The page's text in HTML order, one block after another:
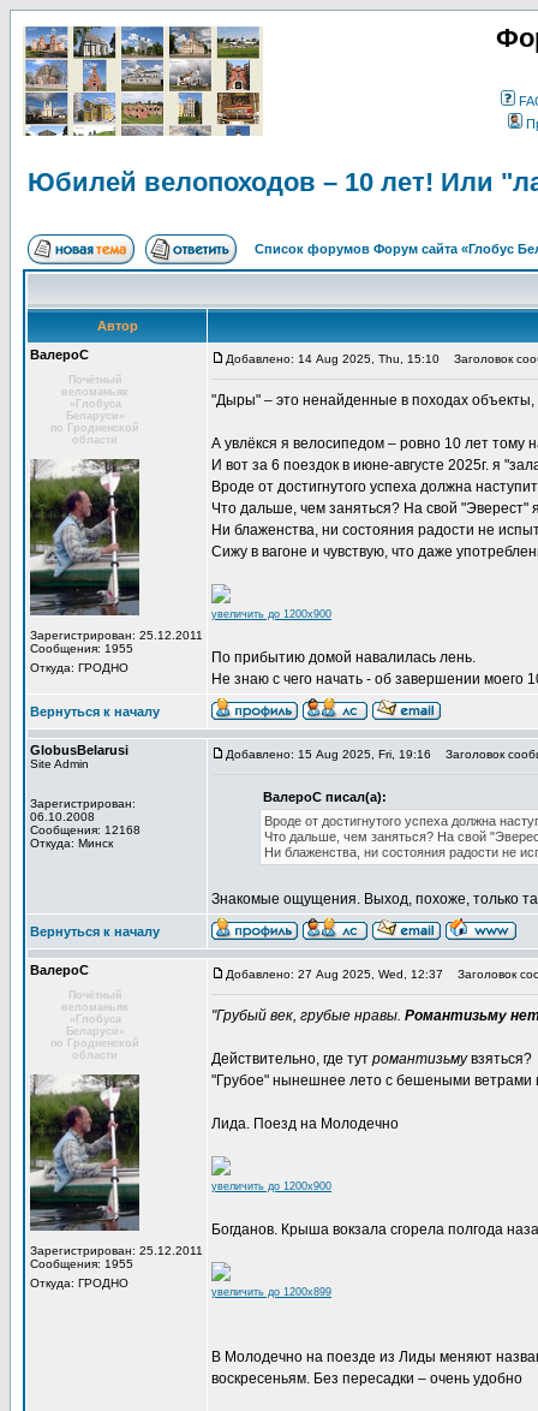
Юбилей велопоходов – 10 лет! Или
Список форумов Форум сайта «Глобус
Автор
ВалероС
Почётный
веломаньяк
«Глобуса
Беларуси»
по Гродненской
области
Зарегистрирован: 25.12.2011
Сообщения: 1955
Откуда: ГРОДНО
Добавлено: 14 Aug 2025, Thu, 15:10 Заголовок
"Дыры" – это ненайденные в походах
А увлёкся я велосипедом – ровно 10 лет тому
И вот за 6 поездок в июне-августе 2025г. я
Вроде от достигнутого успеха должна
Что дальше, чем заняться? На свой "Эверест"
Ни блаженства, ни состояния радости не
Сижу в вагоне и чувствую, что даже
увеличить до 1200x900
По прибытию домой навалилась лень.
Не знаю с чего начать - об завершении моего
Вернуться к началу
GlobusBelarusi
Site Admin
Зарегистрирован:
06.10.2008
Сообщения: 12168
Откуда: Минск
Добавлено: 15 Aug 2025, Fri, 19:16 Заголовок
ВалероС писал(а):
Вроде от достигнутого успеха должна
Что дальше, чем заняться? На свой
Ни блаженства, ни состояния радости не
Знакомые ощущения. Выход, похоже, только
Вернуться к началу
ВалероС
Почётный
веломаньяк
«Глобуса
Беларуси»
по Гродненской
области
Зарегистрирован: 25.12.2011
Сообщения: 1955
Откуда: ГРОДНО
Добавлено: 27 Aug 2025, Wed, 12:37 Заголовок
"Грубый век, грубые нравы. Романтизьму
Действительно, где тут романтизьмувзяться?
"Грубое" нынешнее лето с бешеными
Лида. Поезд на Молодечно
увеличить до 1200x900
Богданов. Крыша вокзала сгорела полгода
увеличить до 1200x899
В Молодечно на поезде из Лиды меняют
воскресеньям. Без пересадки – очень удобно